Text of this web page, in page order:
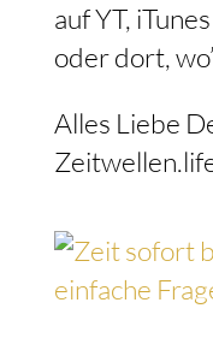
auf YT,
oder dort,
Alles Liebe